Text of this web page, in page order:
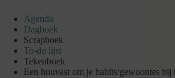
Agenda
Dagboek
Scrapboek
To-do lijst
Tekenboek
Een houvast om je habits/gewoontes